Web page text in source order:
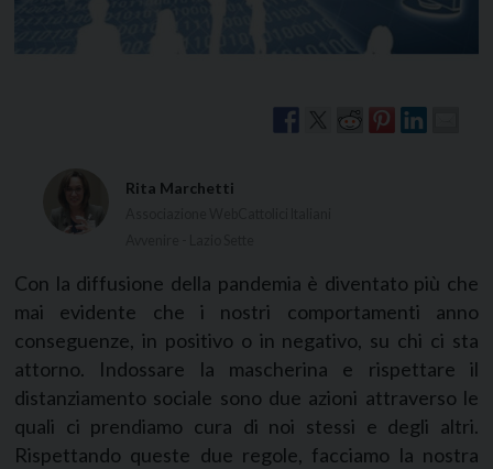
Rita Marchetti
Con la diffusione della pandemia è diventato più che
mai evidente che i nostri comportamenti anno
conseguenze, in positivo o in negativo, su chi ci sta
attorno. Indossare la mascherina e rispettare il
distanziamento sociale sono due azioni attraverso le
quali ci prendiamo cura di noi stessi e degli altri.
Rispettando queste due regole, facciamo la nostra